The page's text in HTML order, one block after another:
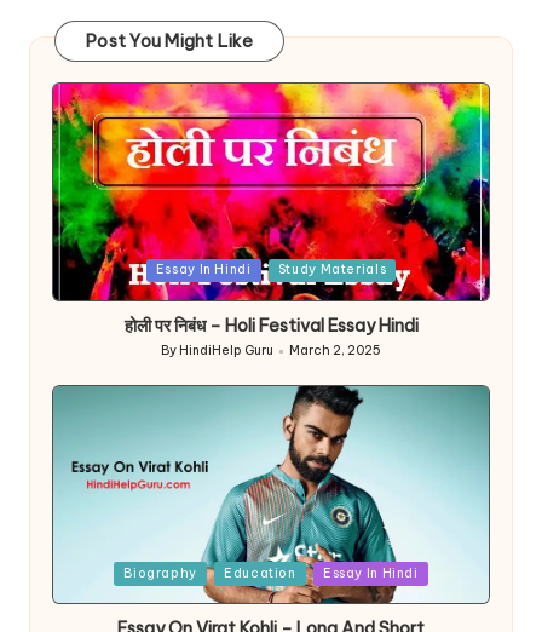
Post You Might Like
Posted
Essay In Hindi Study Materials
होली पर निबंध – Holi Festival Essay Hindi
Posted
by
By HindiHelp Guru March 2, 2025
Biography Education Essay In Hindi